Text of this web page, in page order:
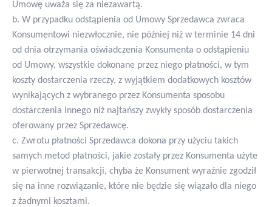
Umowę uważa się za niezawartą.
b. W przypadku odstąpienia od Umowy Sprzedawca zwraca
Konsumentowi niezwłocznie, nie później niż w terminie 14 dni
od dnia otrzymania oświadczenia Konsumenta o odstąpieniu
od Umowy, wszystkie dokonane przez niego płatności, w tym
koszty dostarczenia rzeczy, z wyjątkiem dodatkowych kosztów
wynikających z wybranego przez Konsumenta sposobu
dostarczenia innego niż najtańszy zwykły sposób dostarczenia
oferowany przez Sprzedawcę.
c. Zwrotu płatności Sprzedawca dokona przy użyciu takich
samych metod płatności, jakie zostały przez Konsumenta użyte
w pierwotnej transakcji, chyba że Konsument wyraźnie zgodził
się na inne rozwiązanie, które nie będzie się wiązało dla niego
z żadnymi kosztami.